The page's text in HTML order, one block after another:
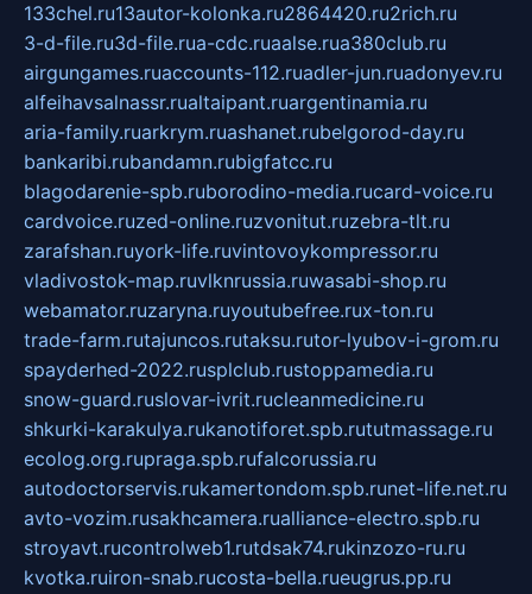
133chel.ru13autor-kolonka.ru2864420.ru2rich.ru
3-d-file.ru3d-file.rua-cdc.ruaalse.rua380club.ru
airgungames.ruaccounts-112.ruadler-jun.ruadonyev.ru
alfeihavsalnassr.rualtaipant.ruargentinamia.ru
aria-family.ruarkrym.ruashanet.rubelgorod-day.ru
bankaribi.rubandamn.rubigfatcc.ru
blagodarenie-spb.ruborodino-media.rucard-voice.ru
cardvoice.ruzed-online.ruzvonitut.ruzebra-tlt.ru
zarafshan.ruyork-life.ruvintovoykompressor.ru
vladivostok-map.ruvlknrussia.ruwasabi-shop.ru
webamator.ruzaryna.ruyoutubefree.rux-ton.ru
trade-farm.rutajuncos.rutaksu.rutor-lyubov-i-grom.ru
spayderhed-2022.rusplclub.rustoppamedia.ru
snow-guard.ruslovar-ivrit.rucleanmedicine.ru
shkurki-karakulya.rukanotiforet.spb.rututmassage.ru
ecolog.org.rupraga.spb.rufalcorussia.ru
autodoctorservis.rukamertondom.spb.runet-life.net.ru
avto-vozim.rusakhcamera.rualliance-electro.spb.ru
stroyavt.rucontrolweb1.rutdsak74.rukinzozo-ru.ru
kvotka.ruiron-snab.rucosta-bella.rueugrus.pp.ru